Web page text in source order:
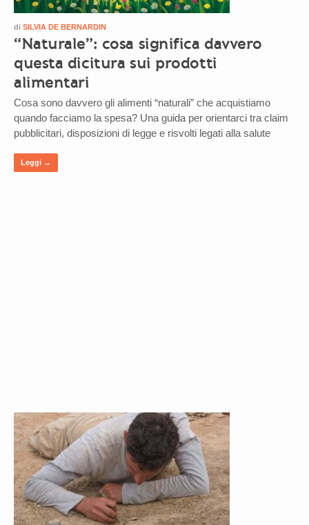
di SILVIA DE BERNARDIN
“Naturale”: cosa significa davvero
questa dicitura sui prodotti
alimentari
Cosa sono davvero gli alimenti “naturali” che acquistiamo
quando facciamo la spesa? Una guida per orientarci tra claim
pubblicitari, disposizioni di legge e risvolti legati alla salute
Leggi →